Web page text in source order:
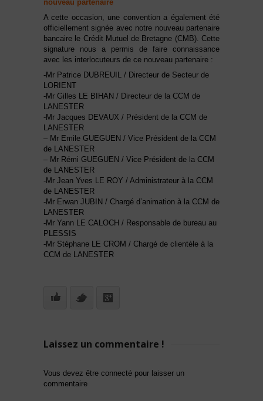
nouveau partenaire
A cette occasion, une convention a également été
officiellement signée avec notre nouveau partenaire
bancaire le Crédit Mutuel de Bretagne (CMB). Cette
signature nous a permis de faire connaissance
avec les interlocuteurs de ce nouveau partenaire :
-Mr Patrice DUBREUIL / Directeur de Secteur de
LORIENT
-Mr Gilles LE BIHAN / Directeur de la CCM de
LANESTER
-Mr Jacques DEVAUX / Président de la CCM de
LANESTER
– Mr Emile GUEGUEN / Vice Président de la CCM
de LANESTER
– Mr Rémi GUEGUEN / Vice Président de la CCM
de LANESTER
-Mr Jean Yves LE ROY / Administrateur à la CCM
de LANESTER
-Mr Erwan JUBIN / Chargé d’animation à la CCM de
LANESTER
-Mr Yann LE CALOCH / Responsable de bureau au
PLESSIS
-Mr Stéphane LE CROM / Chargé de clientèle à la
CCM de LANESTER
Laissez un commentaire !
Vous devez être connecté pour laisser un
commentaire